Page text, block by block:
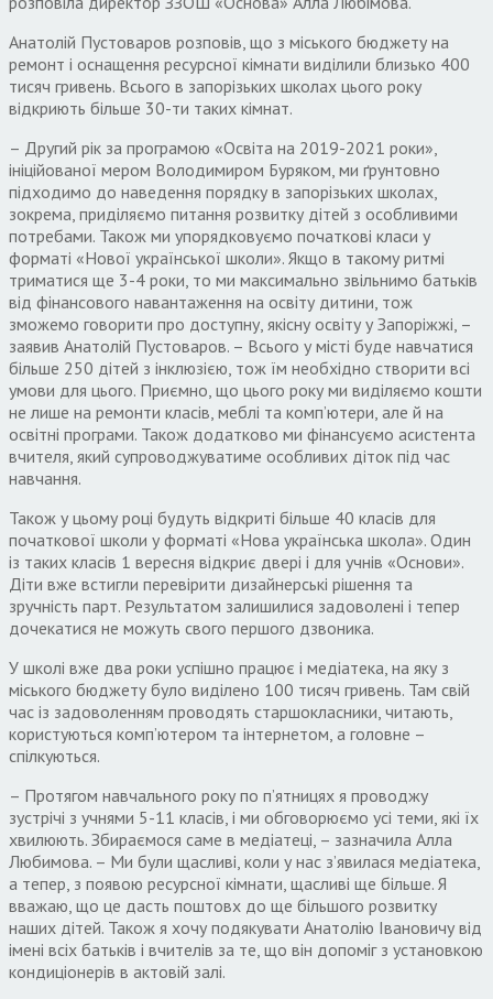
Анатолій Пустоваров розповів, що з міського бюджету на
ремонт і оснащення ресурсної кімнати виділили близько 400
тисяч гривень. Всього в запорізьких школах цього року
відкриють більше 30-ти таких кімнат.
– Другий рік за програмою «Освіта на 2019-2021 роки»,
ініційованої мером Володимиром Буряком, ми ґрунтовно
підходимо до наведення порядку в запорізьких школах,
зокрема, приділяємо питання розвитку дітей з особливими
потребами. Також ми упорядковуємо початкові класи у
форматі «Нової української школи». Якщо в такому ритмі
триматися ще 3-4 роки, то ми максимально звільнимо батьків
від фінансового навантаження на освіту дитини, тож
зможемо говорити про доступну, якісну освіту у Запоріжжі, –
заявив Анатолій Пустоваров. – Всього у місті буде навчатися
більше 250 дітей з інклюзією, тож їм необхідно створити всі
умови для цього. Приємно, що цього року ми виділяємо кошти
не лише на ремонти класів, меблі та комп’ютери, але й на
освітні програми. Також додатково ми фінансуємо асистента
вчителя, який супроводжуватиме особливих діток під час
навчання.
Також у цьому році будуть відкриті більше 40 класів для
початкової школи у форматі «Нова українська школа». Один
із таких класів 1 вересня відкриє двері і для учнів «Основи».
Діти вже встигли перевірити дизайнерські рішення та
зручність парт. Результатом залишилися задоволені і тепер
дочекатися не можуть свого першого дзвоника.
У школі вже два роки успішно працює і медіатека, на яку з
міського бюджету було виділено 100 тисяч гривень. Там свій
час із задоволенням проводять старшокласники, читають,
користуються комп’ютером та інтернетом, а головне –
спілкуються.
– Протягом навчального року по п’ятницях я проводжу
зустрічі з учнями 5-11 класів, і ми обговорюємо усі теми, які їх
хвилюють. Збираємося саме в медіатеці, – зазначила Алла
Любимова. – Ми були щасливі, коли у нас з’явилася медіатека,
а тепер, з появою ресурсної кімнати, щасливі ще більше. Я
вважаю, що це дасть поштовх до ще більшого розвитку
наших дітей. Також я хочу подякувати Анатолію Івановичу від
імені всіх батьків і вчителів за те, що він допоміг з установкою
кондиціонерів в актовій залі.